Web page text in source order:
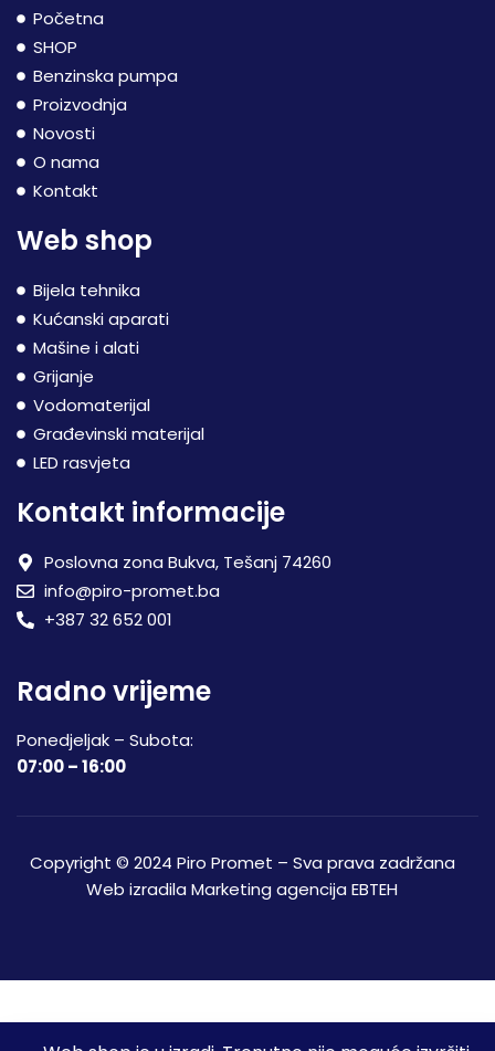
Početna
SHOP
Benzinska pumpa
Proizvodnja
Novosti
O nama
Kontakt
Web shop
Bijela tehnika
Kućanski aparati
Mašine i alati
Grijanje
Vodomaterijal
Građevinski materijal
LED rasvjeta
Kontakt informacije
Poslovna zona Bukva, Tešanj 74260
info@piro-promet.ba
+387 32 652 001
Radno vrijeme
Ponedjeljak – Subota:
07:00 – 16:00
Copyright © 2024 Piro Promet – Sva prava zadržana
Web izradila Marketing agencija EBTEH